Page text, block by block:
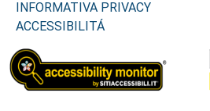
INFORMATIVA PRIVACY
ACCESSIBILITÁ